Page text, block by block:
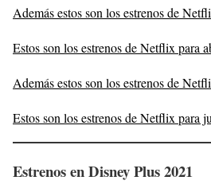
Además estos son los estrenos de
Estos son los estrenos de Netflix para
Además estos son los estrenos de
Estos son los estrenos de Netflix para
Estrenos en Disney Plus 2021